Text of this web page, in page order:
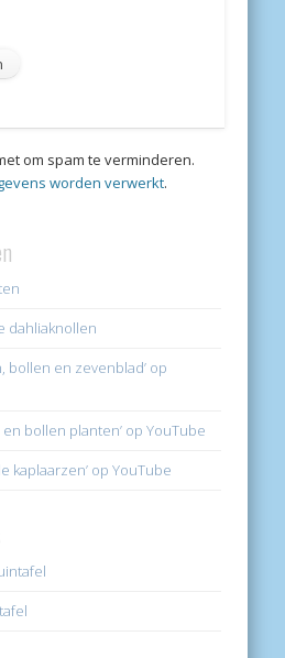
om spam te verminderen.
worden verwerkt.
dahliaknollen
bollen en zevenblad’ op
en bollen planten’ op YouTube
kaplaarzen’ op YouTube